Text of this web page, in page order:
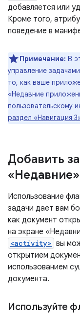
добавляется или
Кроме того,
поведение в
Примечание: В
управление
то, как ваше
«Недавние
пользовательскому
раздел «Навигация
Добавить
«Недавние»
Использование
задачи дает вам
как документ
на экране
<activity> вы
открытием
использованием
документа.
Используйте